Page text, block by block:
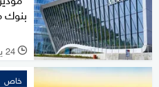
بنوك
l 24 يناير 2024
خاص